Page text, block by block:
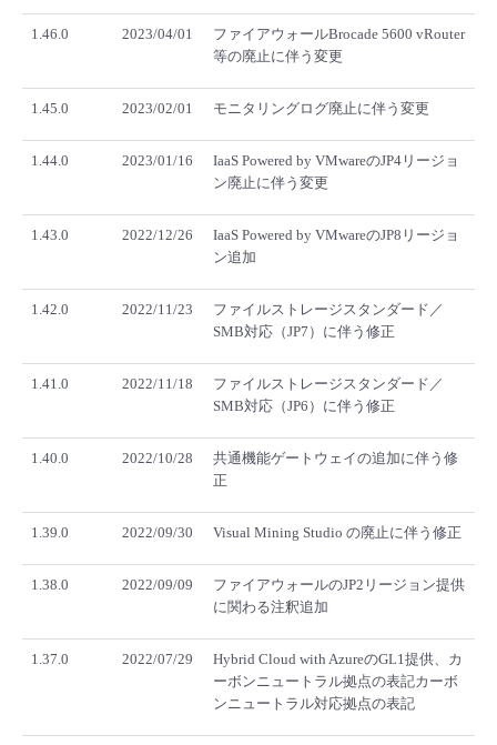
1.46.0 2023/04/01
ファイアウォールBrocade 5600 vRouter
等の廃止に伴う変更
1.45.0 2023/02/01 モニタリングログ廃止に伴う変更
1.44.0 2023/01/16
IaaS Powered by VMwareのJP4リージョ
ン廃止に伴う変更
1.43.0 2022/12/26
IaaS Powered by VMwareのJP8リージョ
ン追加
1.42.0 2022/11/23
ファイルストレージスタンダード／
SMB対応（JP7）に伴う修正
1.41.0 2022/11/18
ファイルストレージスタンダード／
SMB対応（JP6）に伴う修正
1.40.0 2022/10/28
共通機能ゲートウェイの追加に伴う修
正
1.39.0 2022/09/30 Visual Mining Studio の廃止に伴う修正
1.38.0 2022/09/09
ファイアウォールのJP2リージョン提供
に関わる注釈追加
1.37.0 2022/07/29
Hybrid Cloud with AzureのGL1提供、カ
ーボンニュートラル拠点の表記カーボ
ンニュートラル対応拠点の表記